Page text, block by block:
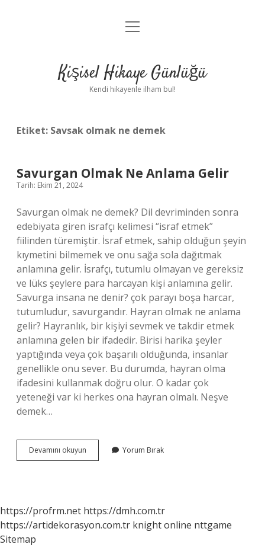
Anasayfa
Yasal Uyarı
menüyü
Kişisel Hikaye Günlüğü
Kendi hikayenle ilham bul!
Etiket: Savsak olmak ne demek
Savurgan Olmak Ne Anlama Gelir
Tarih: Ekim 21, 2024
Savurgan olmak ne demek? Dil devriminden sonra
edebiyata giren israfçı kelimesi “israf etmek”
fiilinden türemiştir. İsraf etmek, sahip olduğun şeyin
kıymetini bilmemek ve onu sağa sola dağıtmak
anlamına gelir. İsrafçı, tutumlu olmayan ve gereksiz
ve lüks şeylere para harcayan kişi anlamına gelir.
Savurga insana ne denir? çok parayı boşa harcar,
tutumludur, savurgandır. Hayran olmak ne anlama
gelir? Hayranlık, bir kişiyi sevmek ve takdir etmek
anlamına gelen bir ifadedir. Birisi harika şeyler
yaptığında veya çok başarılı olduğunda, insanlar
genellikle onu sever. Bu durumda, hayran olma
ifadesini kullanmak doğru olur. O kadar çok
yeteneği var ki herkes ona hayran olmalı. Neşve
demek…
Devamını okuyun Savurgan
Olmak
Yorum Bırak
https://profrm.net https://dmh.com.tr
https://artidekorasyon.com.tr knight online nttgame
Sitemap